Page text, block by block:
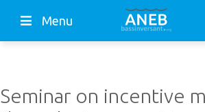
Menu
Seminar on incentive